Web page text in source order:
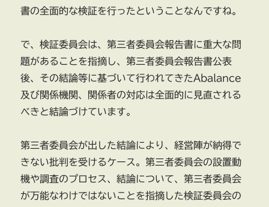
書の全面的な検証を行ったということなんですね。
で、検証委員会は、第三者委員会報告書に重大な問
題があることを指摘し、第三者委員会報告書公表
後、その結論等に基づいて行われてきたAbalance
及び関係機関、関係者の対応は全面的に見直される
べきと結論づけています。
第三者委員会が出した結論により、経営陣が納得で
きない批判を受けるケース。第三者委員会の設置動
機や調査のプロセス、結論について、第三者委員会
が万能なわけではないことを指摘した検証委員会の